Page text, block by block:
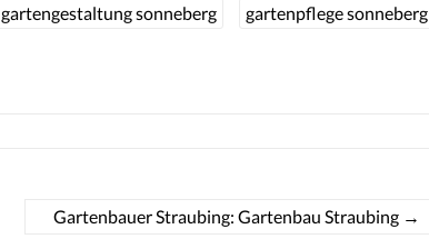
gartengestaltung sonneberg
gartenpflege sonneberg
Gartenbauer Straubing: Gartenbau Straubing →